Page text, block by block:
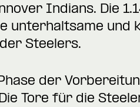
Indians. Die
unterhaltsame
Steelers.
der
Tore für die